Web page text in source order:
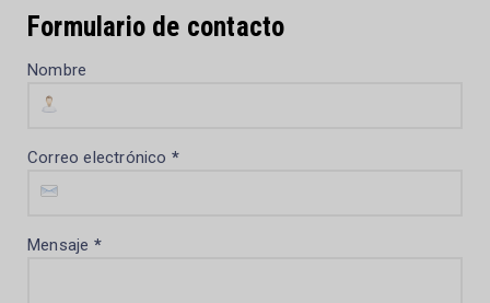
Formulario de contacto
Nombre
Correo electrónico *
Mensaje *